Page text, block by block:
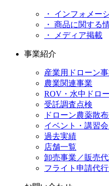
・ インフォメー
・ 商品に関する
・ メディア掲載
事業紹介
産業用ドローン
農業関連事業
ROV・水中ドロ
受託調査点検
ドローン農薬散
イベント・講習
過去実績
店舗一覧
卸売事業／販売
フライト申請代